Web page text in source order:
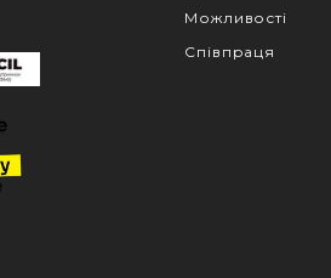
Можливості
Співпраця